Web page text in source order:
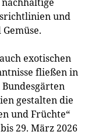
und
exotischen
fließen in
gestalten die
und Früchte“
29. März 2026